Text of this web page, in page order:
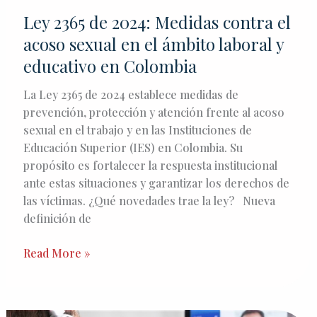
Ley 2365 de 2024: Medidas contra el
acoso sexual en el ámbito laboral y
educativo en Colombia
La Ley 2365 de 2024 establece medidas de
prevención, protección y atención frente al acoso
sexual en el trabajo y en las Instituciones de
Educación Superior (IES) en Colombia. Su
propósito es fortalecer la respuesta institucional
ante estas situaciones y garantizar los derechos de
las víctimas. ¿Qué novedades trae la ley? Nueva
definición de
educativo
en
Colombia
Read More »